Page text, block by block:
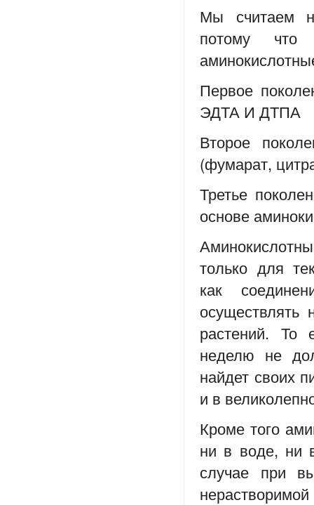
Мы считаем
потому что
Первое
ЭДТА И ДТПА
Второе
(фумарат,
Третье
основе
только для
как
осуществлять
растений. То
неделю не
найдет своих
и в
Кроме того
ни в воде, ни
случае при